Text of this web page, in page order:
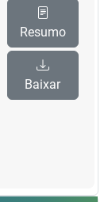
Resumo
Baixar